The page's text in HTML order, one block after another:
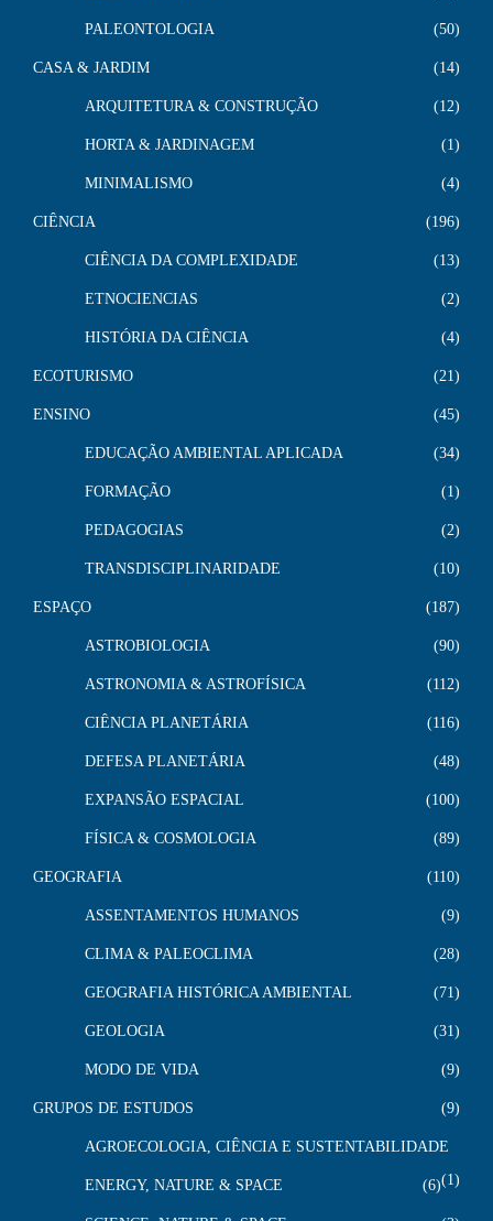
PALEONTOLOGIA 50
CASA & JARDIM 14
ARQUITETURA & CONSTRUÇÃO 12
HORTA & JARDINAGEM 1
MINIMALISMO 4
CIÊNCIA 196
CIÊNCIA DA COMPLEXIDADE 13
ETNOCIENCIAS 2
HISTÓRIA DA CIÊNCIA 4
ECOTURISMO 21
ENSINO 45
EDUCAÇÃO AMBIENTAL APLICADA 34
FORMAÇÃO 1
PEDAGOGIAS 2
TRANSDISCIPLINARIDADE 10
ESPAÇO 187
ASTROBIOLOGIA 90
ASTRONOMIA & ASTROFÍSICA 112
CIÊNCIA PLANETÁRIA 116
DEFESA PLANETÁRIA 48
EXPANSÃO ESPACIAL 100
FÍSICA & COSMOLOGIA 89
GEOGRAFIA 110
ASSENTAMENTOS HUMANOS 9
CLIMA & PALEOCLIMA 28
GEOGRAFIA HISTÓRICA AMBIENTAL 71
GEOLOGIA 31
MODO DE VIDA 9
GRUPOS DE ESTUDOS 9
AGROECOLOGIA, CIÊNCIA E SUSTENTABILIDADE
1
ENERGY, NATURE & SPACE 6